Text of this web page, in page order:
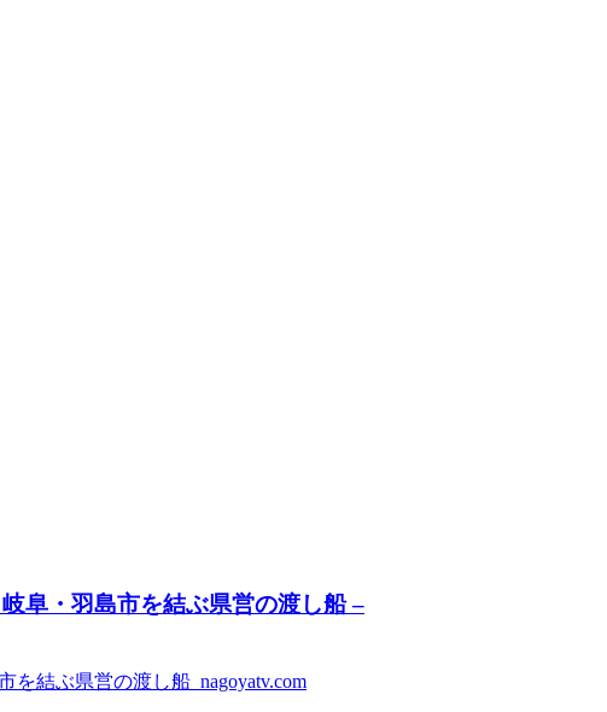
阜・羽島市を結ぶ県営の渡し船 –
結ぶ県営の渡し船 nagoyatv.com